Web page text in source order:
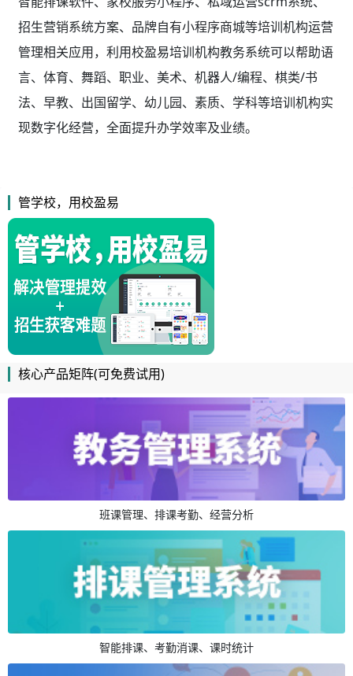
招生营销系统方案、品牌自有小程序商城等培训机构运营
管理相关应用，利用校盈易培训机构教务系统可以帮助语
言、体育、舞蹈、职业、美术、机器人/编程、棋类/书
法、早教、出国留学、幼儿园、素质、学科等培训机构实
现数字化经营，全面提升办学效率及业绩。
管学校，用校盈易
核心产品矩阵(可免费试用)
班课管理、排课考勤、经营分析
智能排课、考勤消课、课时统计